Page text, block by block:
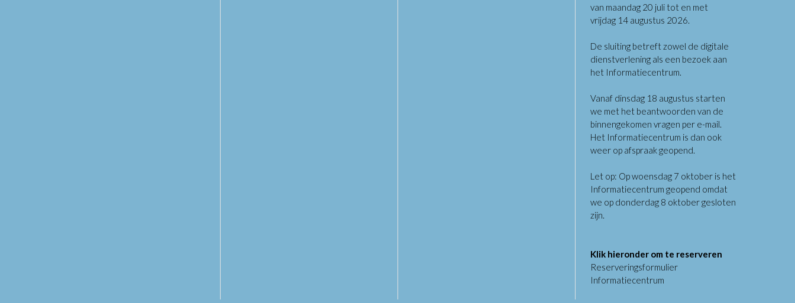
van maandag 20 juli tot en met
vrijdag 14 augustus 2026.
De sluiting betreft zowel de digitale
dienstverlening als een bezoek aan
het Informatiecentrum.
Vanaf dinsdag 18 augustus starten
we met het beantwoorden van de
binnengekomen vragen per e-mail.
Het Informatiecentrum is dan ook
weer op afspraak geopend.
Let op: Op woensdag 7 oktober is het
Informatiecentrum geopend omdat
we op donderdag 8 oktober gesloten
zijn.
Klik hieronder om te reserveren
Reserveringsformulier
Informatiecentrum